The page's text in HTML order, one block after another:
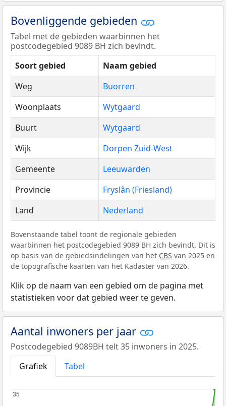
Bovenliggende gebieden
Tabel met de gebieden waarbinnen het
postcodegebied 9089 BH zich bevindt.
Soort gebied
Naam gebied
Weg
Buorren
Woonplaats
Wytgaard
Buurt
Wytgaard
Wijk
Dorpen Zuid-West
Gemeente
Leeuwarden
Provincie
Fryslân (Friesland)
Land
Nederland
Bovenstaande tabel toont de regionale gebieden
waarbinnen het postcodegebied 9089 BH zich bevindt. Dit is
op basis van de gebiedsindelingen van het CBS van 2025 en
de topografische kaarten van het Kadaster van 2026.
Klik op de naam van een gebied om de pagina met
statistieken voor dat gebied weer te geven.
Aantal inwoners per jaar
Postcodegebied 9089BH telt 35 inwoners in 2025.
Grafiek
Tabel
35
35